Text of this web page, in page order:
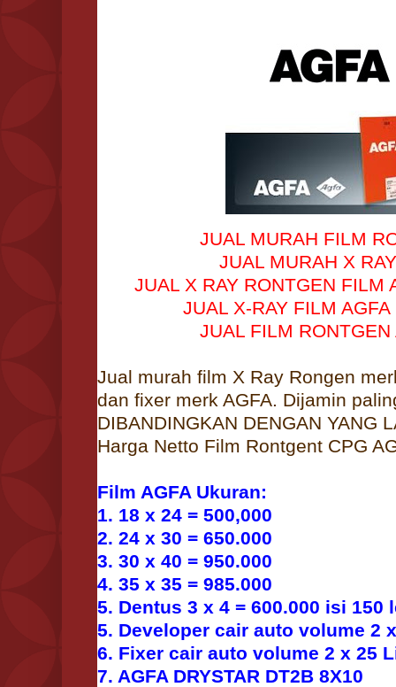
JUAL MURAH FILM
JUAL MURAH X
JUAL X RAY RONTGEN FILM
JUAL X-RAY FILM
JUAL FILM
Jual murah film X Ray Rongen
dan fixer merk AGFA. Dijamin
DIBANDINGKAN DENGAN YANG
Harga Netto Film Rontgent CPG
Film AGFA Ukuran:
1. 18 x 24 = 500,000
2. 24 x 30 = 650.000
3. 30 x 40 = 950.000
4. 35 x 35 = 985.000
5. Dentus 3 x 4 = 600.000 isi 150
5. Developer cair auto volume 2
6. Fixer cair auto volume 2 x 25
7. AGFA DRYSTAR DT2B 8X10